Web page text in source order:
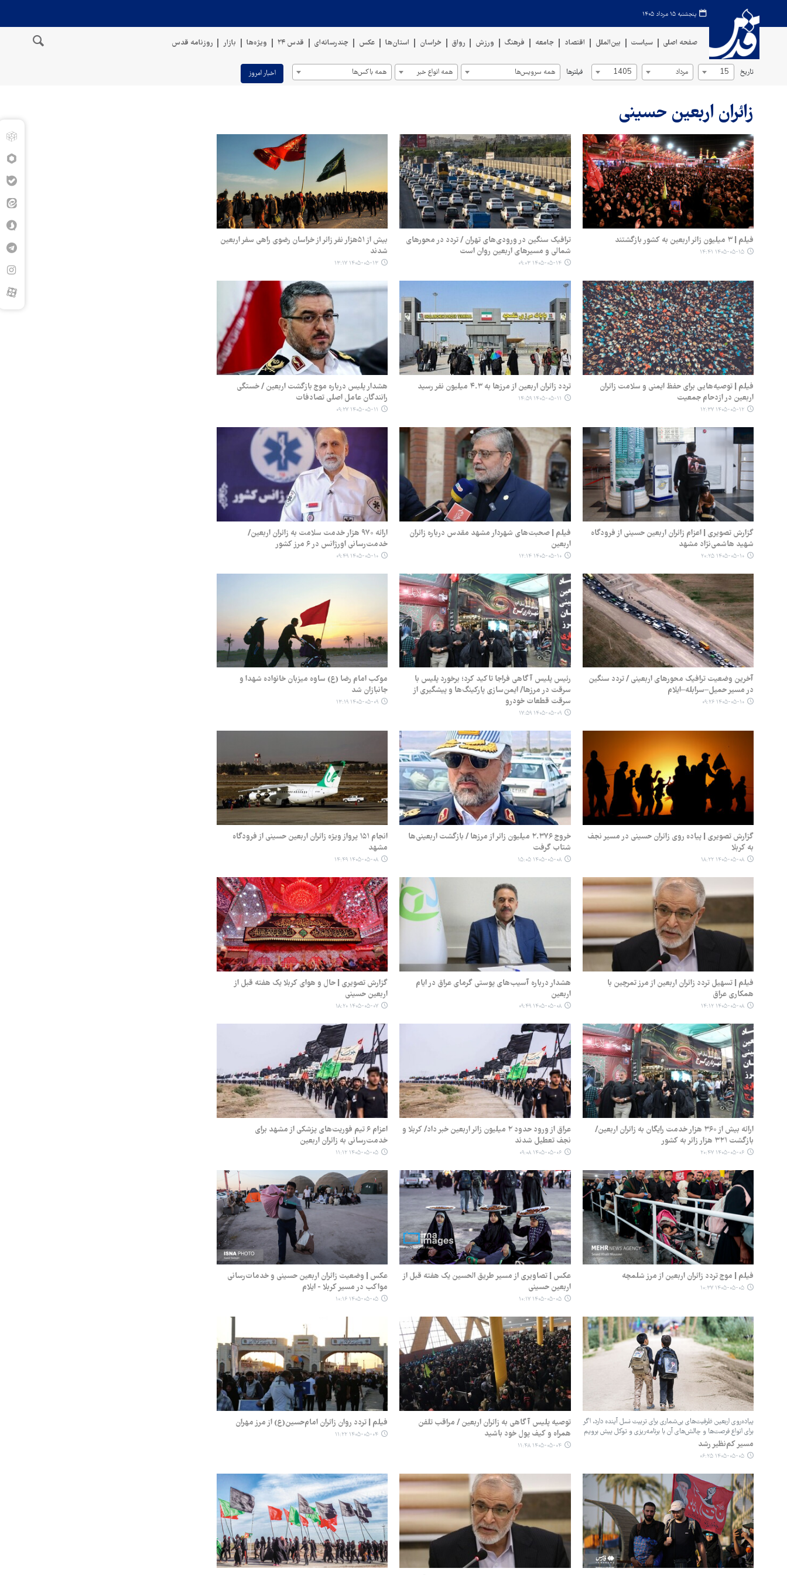
پنجشنبه ۱۵ مرداد ۱۴۰۵
صفحه اصلی سیاست بین‌الملل اقتصاد جامعه فرهنگ ورزش رواق خراسان استان‌ها عکس چندرسانه‌ای قدس ۲۴ ویژه‌ها بازار روزنامه قدس
تاریخ 15 مرداد 1405 فیلترها همه سرویس‌ها همه انواع خبر همه باکس‌ها اخبار امروز
زائران اربعین حسینی
فیلم | ۳ میلیون زائر اربعین به کشور بازگشتند
۱۴۰۵-۰۵-۱۵ ۱۴:۴۱
ترافیک سنگین در ورودی‌های تهران / تردد در محورهای
شمالی و مسیرهای اربعین روان است
۱۴۰۵-۰۵-۱۴ ۰۹:۰۳
بیش از ۵۱هزار نفر زائر از خراسان رضوی راهی سفر اربعین
شدند
۱۴۰۵-۰۵-۱۳ ۱۳:۱۷
فیلم | توصیه‌هایی برای حفظ ایمنی و سلامت زائران
اربعین در ازدحام جمعیت
۱۴۰۵-۰۵-۱۲ ۱۲:۳۷
تردد زائران اربعین از مرزها به ۴.۳ میلیون نفر رسید
۱۴۰۵-۰۵-۱۱ ۱۴:۵۹
هشدار پلیس درباره موج بازگشت اربعین / خستگی
رانندگان عامل اصلی تصادفات
۱۴۰۵-۰۵-۱۱ ۰۹:۲۷
گزارش تصویری | اعزام زائران اربعین حسینی از فرودگاه
شهید هاشمی‌نژاد مشهد
۱۴۰۵-۰۵-۱۰ ۲۰:۲۵
فیلم | صحبت‌های شهردار مشهد مقدس درباره زائران
اربعین
۱۴۰۵-۰۵-۱۰ ۱۲:۱۴
ارائه ۹۷۰ هزار خدمت سلامت به زائران اربعین/
خدمت‌رسانی اورژانس در ۶ مرز کشور
۱۴۰۵-۰۵-۱۰ ۰۹:۴۹
آخرین وضعیت ترافیک محورهای اربعینی / تردد سنگین
در مسیر حمیل–سرابله–ایلام
۱۴۰۵-۰۵-۱۰ ۰۹:۲۶
رئیس پلیس آگاهی فراجا تاکید کرد؛ برخورد پلیس با
سرقت در مرزها/ ایمن‌سازی پارکینگ‌ها و پیشگیری از
سرقت قطعات خودرو
۱۴۰۵-۰۵-۰۹ ۱۷:۵۹
موکب امام رضا (ع) ساوه میزبان خانواده شهدا و
جانبازان شد
۱۴۰۵-۰۵-۰۹ ۱۳:۱۹
گزارش تصویری | پیاده روی زائران حسینی در مسیر نجف
به کربلا
۱۴۰۵-۰۵-۰۸ ۱۸:۲۲
خروج ۲.۳۷۶ میلیون زائر از مرزها / بازگشت اربعینی‌ها
شتاب گرفت
۱۴۰۵-۰۵-۰۸ ۱۵:۰۵
انجام ۱۵۱ پرواز ویژه زائران اربعین حسینی از فرودگاه
مشهد
۱۴۰۵-۰۵-۰۸ ۱۴:۴۹
فیلم | تسهیل تردد زائران اربعین از مرز تمرچین با
همکاری عراق
۱۴۰۵-۰۵-۰۸ ۱۴:۱۲
هشدار درباره آسیب‌های پوستی گرمای عراق در ایام
اربعین
۱۴۰۵-۰۵-۰۸ ۰۹:۴۹
گزارش تصویری | حال و هوای کربلا یک هفته قبل از
اربعین حسینی
۱۴۰۵-۰۵-۰۷ ۱۸:۲۰
ارائه بیش از ۳۶۰ هزار خدمت رایگان به زائران اربعین/
بازگشت ۳۲۱ هزار زائر به کشور
۱۴۰۵-۰۵-۰۶ ۲۰:۴۷
عراق از ورود حدود ۲ میلیون زائر اربعین خبر داد/ کربلا و
نجف تعطیل شدند
۱۴۰۵-۰۵-۰۶ ۰۹:۰۸
اعزام ۶ تیم فوریت‌های پزشکی از مشهد برای
خدمت‌رسانی به زائران اربعین
۱۴۰۵-۰۵-۰۵ ۱۱:۱۲
فیلم | موج تردد زائران اربعین از مرز شلمچه
۱۴۰۵-۰۵-۰۵ ۱۰:۳۷
عکس | تصاویری از مسیر طریق الحسین یک هفته قبل از
اربعین حسینی
۱۴۰۵-۰۵-۰۵ ۱۰:۱۷
عکس | وضعیت زائران اربعین حسینی و خدمات‌رسانی
مواکب در مسیر کربلا - ایلام
۱۴۰۵-۰۵-۰۵ ۱۰:۱۶
پیاده‌روی اربعین ظرفیت‌های بی‌شماری برای تربیت نسل آینده دارد، اگر
برای انواع فرصت‌ها و چالش‌های آن با برنامه‌ریزی و توکل پیش برویم
مسیر کم‌نظیر رشد
۱۴۰۵-۰۵-۰۵ ۰۶:۲۵
توصیه پلیس آگاهی به زائران اربعین / مراقب تلفن
همراه و کیف پول خود باشید
۱۴۰۵-۰۵-۰۴ ۱۱:۴۸
فیلم | تردد روان زائران امام‌حسین(ع) از مرز مهران
۱۴۰۵-۰۵-۰۴ ۱۱:۲۲